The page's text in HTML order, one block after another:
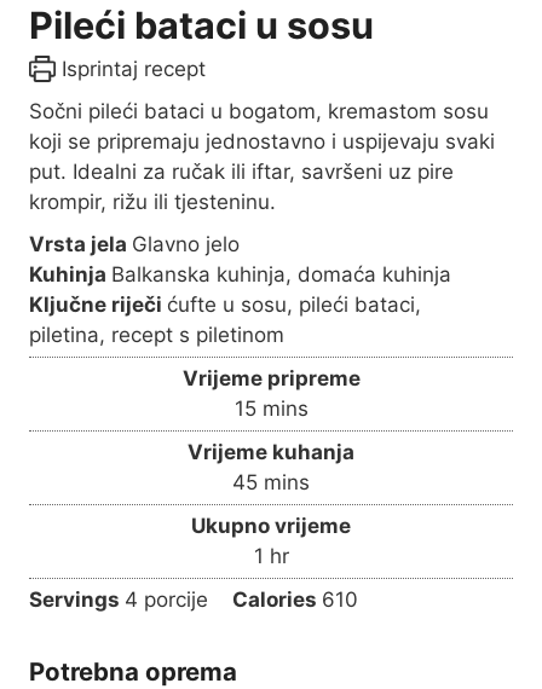
Pileći bataci u sosu
Isprintaj recept
Sočni pileći bataci u bogatom, kremastom sosu
koji se pripremaju jednostavno i uspijevaju svaki
put. Idealni za ručak ili iftar, savršeni uz pire
krompir, rižu ili tjesteninu.
Vrsta jela Glavno jelo
Kuhinja Balkanska kuhinja, domaća kuhinja
Ključne riječi ćufte u sosu, pileći bataci,
piletina, recept s piletinom
Vrijeme pripreme
15m
i
n
u
t
e
s
mins
Vrijeme kuhanja
45m
i
n
u
t
mins
Ukupno vrijeme
1 h
o
u
hr
Servings 4 porcije Calories 610
Potrebna oprema